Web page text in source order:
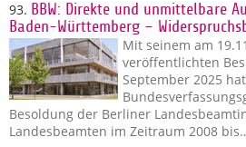
93. BBW: Direkte und unmittelbare
Baden-Württemberg –
Mit seinem am
veröffentlichten
September 2025
Besoldung der Berliner
Landesbeamten im Zeitraum 2008